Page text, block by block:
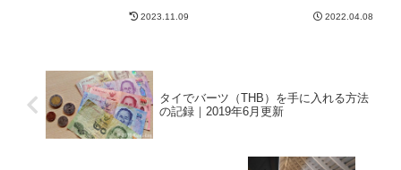
2023.11.09 2022.04.08
タイでバーツ（THB）を手に入れる方法
の記録｜2019年6月更新